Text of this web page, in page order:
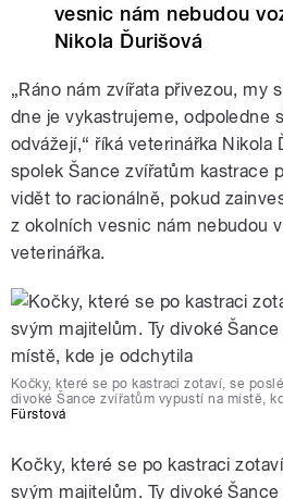
vesnic nám nebudou
Nikola Ďurišová
„Ráno nám zvířata přivezou, my
dne je vykastrujeme, odpoledne
odvážejí,“ říká veterinářka Nikola
spolek Šance zvířatům kastrace
vidět to racionálně, pokud
z okolních vesnic nám nebudou
veterinářka.
Kočky, které se po kastraci zotaví, se
divoké Šance zvířatům vypustí na místě,
Fürstová
Kočky, které se po kastraci
svým majitelům. Ty divoké